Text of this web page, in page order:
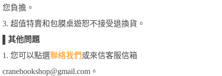
您負擔。
3. 超值特賣和包膜桌遊恕不接受退換貨。
其他問題
1. 您可以點選聯絡我們或來信客服信箱
cranebookshop@gmail.com。